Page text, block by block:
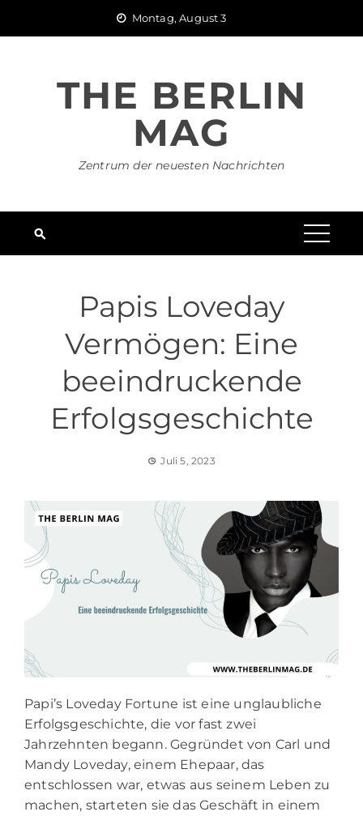
Montag, August 3
THE BERLIN
MAG
Zentrum der neuesten Nachrichten
Papis Loveday
Vermögen: Eine
beeindruckende
Erfolgsgeschichte
Juli 5, 2023
Papi’s Loveday Fortune ist eine unglaubliche
Erfolgsgeschichte, die vor fast zwei
Jahrzehnten begann. Gegründet von Carl und
Mandy Loveday, einem Ehepaar, das
entschlossen war, etwas aus seinem Leben zu
machen, starteten sie das Geschäft in einem